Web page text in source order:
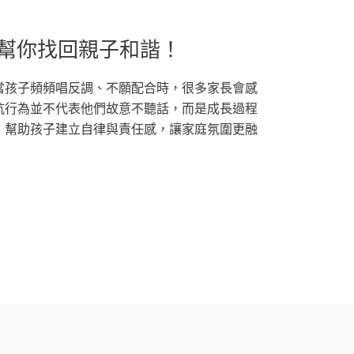
你找回親子和諧！
子頻頻唱反調、不願配合時，很多家長會感
為並不代表他們故意不聽話，而是成長過程
助孩子建立自律與責任感，讓家庭氛圍更融